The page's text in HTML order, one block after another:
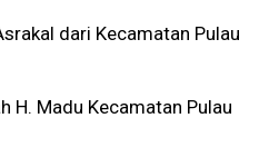
dari Kecamatan Pulau
H. Madu Kecamatan Pulau